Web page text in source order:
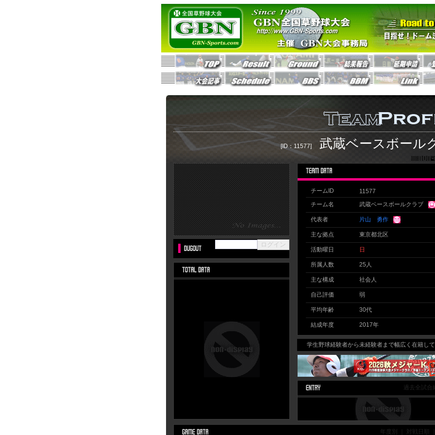
[ID：11577] 武蔵ベースボール
チームID 11577
チーム名 武蔵ベースボールクラブ
代表者 片山 勇作
主な拠点 東京都北区
活動曜日 日
所属人数 25人
主な構成 社会人
自己評価 弱
平均年齢 30代
結成年度 2017年
学生野球経験者から未経験者まで幅広く在籍してお
過去全試合
年度別 ｜ 対戦日順